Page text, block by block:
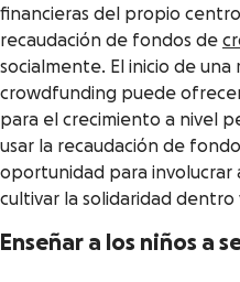
financieras del propio
recaudación de fondos de
socialmente. El inicio de
crowdfunding puede
para el crecimiento a nivel
usar la recaudación de
oportunidad para involucrar
cultivar la solidaridad dentro
Enseñar a los niños a